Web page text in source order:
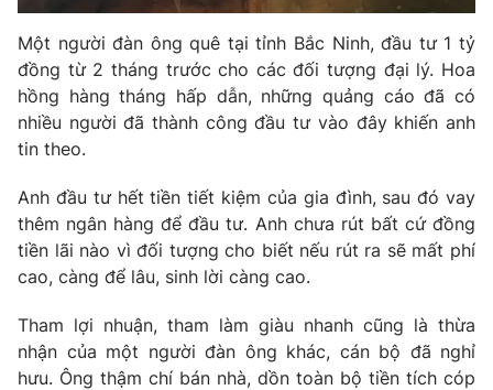
Tư vấn
Chuyên mục khác
Emagazine Podcast
Video Shorts video
VTV Sức khoẻ Bất động sản
Một người đàn ông quê tại tỉnh Bắc Ninh, đầu tư 1 tỷ
đồng từ 2 tháng trước cho các đối tượng đại lý. Hoa
hồng hàng tháng hấp dẫn, những quảng cáo đã có
nhiều người đã thành công đầu tư vào đây khiến anh
tin theo.
Anh đầu tư hết tiền tiết kiệm của gia đình, sau đó vay
thêm ngân hàng để đầu tư. Anh chưa rút bất cứ đồng
tiền lãi nào vì đối tượng cho biết nếu rút ra sẽ mất phí
cao, càng để lâu, sinh lời càng cao.
Tham lợi nhuận, tham làm giàu nhanh cũng là thừa
nhận của một người đàn ông khác, cán bộ đã nghỉ
hưu. Ông thậm chí bán nhà, dồn toàn bộ tiền tích cóp